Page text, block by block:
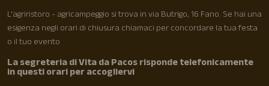
L'agriristoro - agricampeggio si trova in via Butrigo, 16 Fano. Se hai una
esigenza negli orari di chiusura chiamaci per concordare la tua festa
o il tuo evento
La segreteria di Vita da Pacos risponde telefonicamente
in questi orari per accogliervi